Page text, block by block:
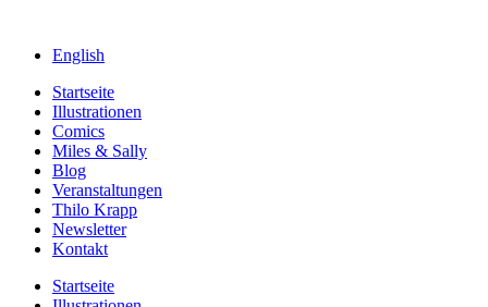
English
Startseite
Illustrationen
Comics
Miles & Sally
Blog
Veranstaltungen
Thilo Krapp
Newsletter
Kontakt
Startseite